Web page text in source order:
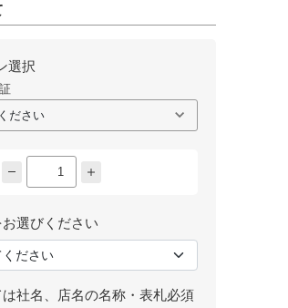
選択
選びください
社名、店名の名称・表札必須